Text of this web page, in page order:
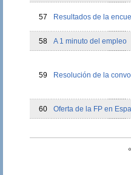
57 Resultados de la
58 A 1 minuto del empleo
59 Resolución de la
60 Oferta de la FP en
«